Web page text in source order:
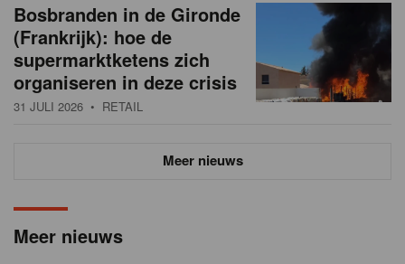
Meer nieuws
Bosbranden in de Gironde
(Frankrijk): hoe de
supermarktketens zich
organiseren in deze crisis
31 JULI 2026 • RETAIL
Meer nieuws